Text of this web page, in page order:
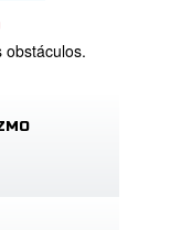
obstáculos.